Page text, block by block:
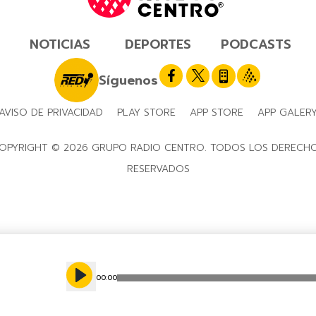
NOTICIAS DEPORTES PODCASTS
Síguenos
DE PRIVACIDAD PLAY STORE APP STORE APP
© 2026 GRUPO RADIO CENTRO. TODOS LOS
RESERVADOS
00:00